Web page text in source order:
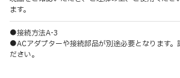
ます。
●接続方法A-3
●ACアダプターや接続部品が別途必要となります。
ださい。